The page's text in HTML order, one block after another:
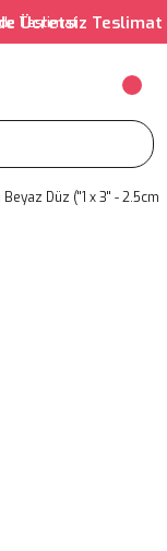
TeslimatTeslimat